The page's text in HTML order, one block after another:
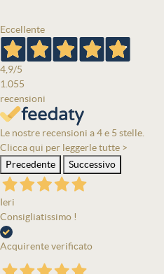
Eccellente
4,9/5
1.055
recensioni
Le nostre recensioni a 4 e 5 stelle.
Clicca qui per leggerle tutte >
Precedente
Successivo
Ieri
Consigliatissimo !
Acquirente verificato